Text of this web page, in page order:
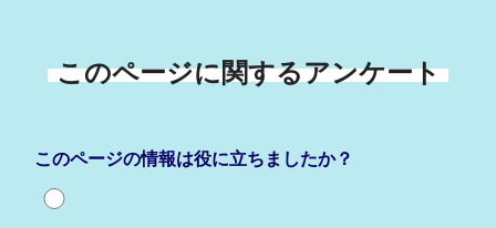
このページに関するアンケート
このページの情報は役に立ちましたか？